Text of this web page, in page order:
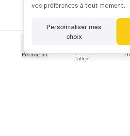
Réservation
Collect
vos préférences à tout moment.
Personnaliser mes
choix